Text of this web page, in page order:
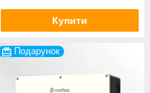
Купити
Подарунок